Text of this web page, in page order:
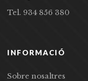
Tel. 934 856 380
INFORMACIÓ
Sobre nosaltres